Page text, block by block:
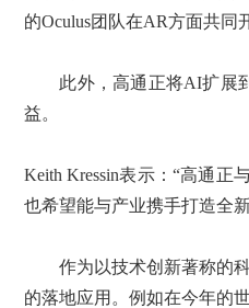
的Oculus团队在AR方面共同
此外，高通正将AI扩展到
益。
Keith Kressin表示：“高通
也希望能与产业携手打造全
作为以技术创新著称的科
的落地应用。例如在今年的